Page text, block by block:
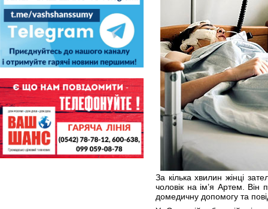
За кілька хвилин жінці
чоловік на ім’я Артем.
домедичну допомогу та